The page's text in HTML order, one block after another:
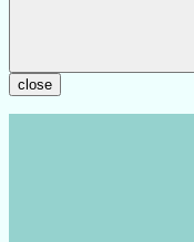
close